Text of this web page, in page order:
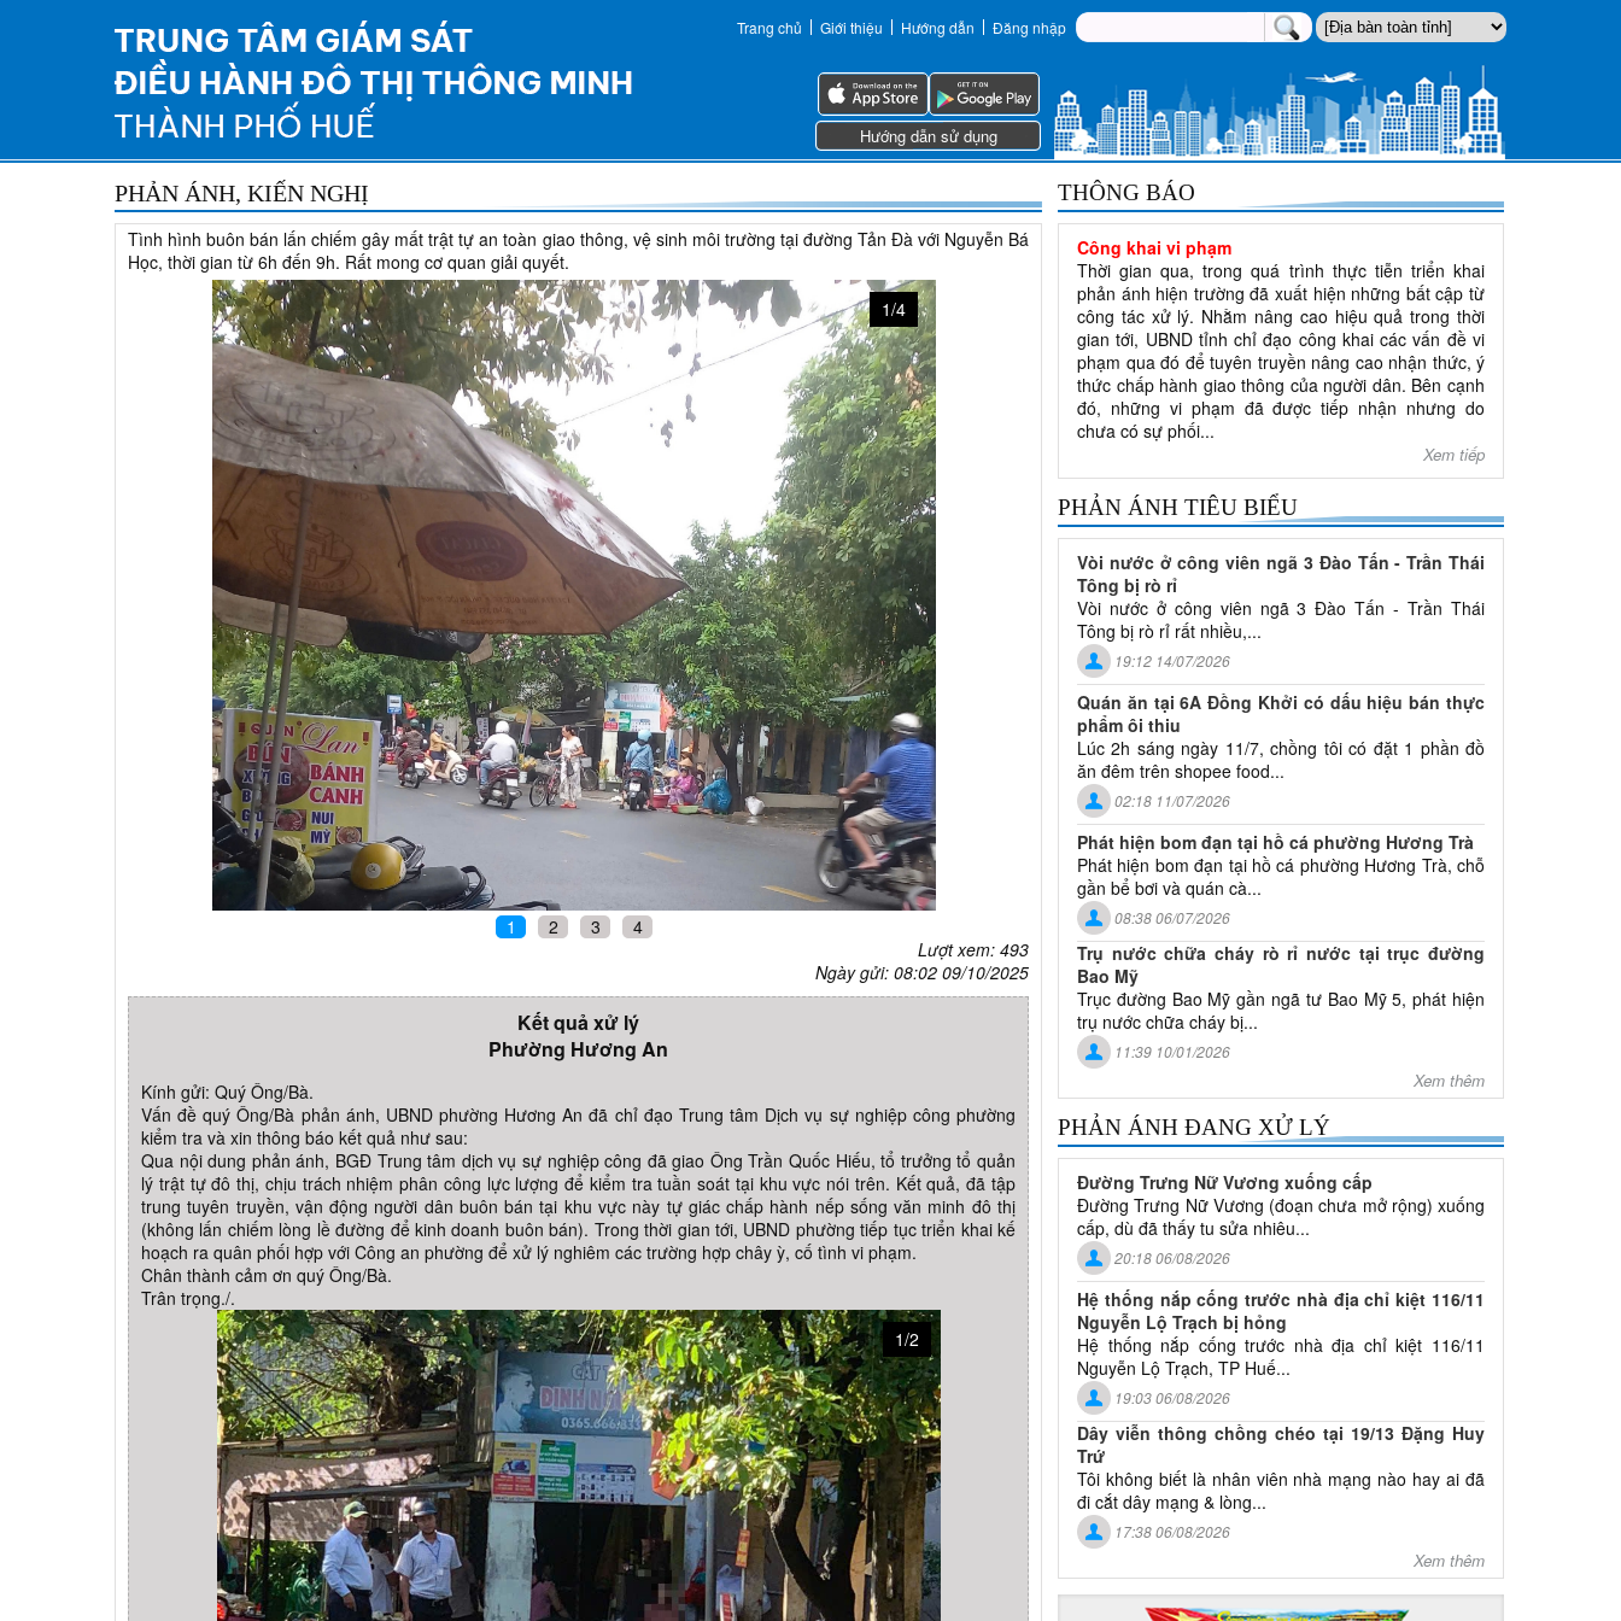
Trang chủ Giới thiệu Hướng dẫn Đăng nhập
Hướng dẫn sử dụng
PHẢN ÁNH, KIẾN NGHỊ
Tình hình buôn bán lấn chiếm gây mất trật tự an toàn giao thông, vệ sinh môi trường tại đường Tản Đà với Nguyễn Bá
Học, thời gian từ 6h đến 9h. Rất mong cơ quan giải quyết.
1/4
1 2 3
4
Lượt xem: 493
Ngày gửi: 08:02 09/10/2025
Kết quả xử lý
Phường Hương An
Kính gửi: Quý Ông/Bà.
Vấn đề quý Ông/Bà phản ánh, UBND phường Hương An đã chỉ đạo Trung tâm Dịch vụ sự nghiệp công phường
kiểm tra và xin thông báo kết quả như sau:
Qua nội dung phản ánh, BGĐ Trung tâm dịch vụ sự nghiệp công đã giao Ông Trần Quốc Hiếu, tổ trưởng tổ quản
lý trật tự đô thị, chịu trách nhiệm phân công lực lượng để kiểm tra tuần soát tại khu vực nói trên. Kết quả, đã tập
trung tuyên truyền, vận động người dân buôn bán tại khu vực này tự giác chấp hành nếp sống văn minh đô thị
(không lấn chiếm lòng lề đường để kinh doanh buôn bán). Trong thời gian tới, UBND phường tiếp tục triển khai kế
hoạch ra quân phối hợp với Công an phường để xử lý nghiêm các trường hợp chây ỳ, cố tình vi phạm.
Chân thành cảm ơn quý Ông/Bà.
Trân trọng./.
1/2
THÔNG BÁO
Công khai vi phạm
Thời gian qua, trong quá trình thực tiễn triển khai
phản ánh hiện trường đã xuất hiện những bất cập từ
công tác xử lý. Nhằm nâng cao hiệu quả trong thời
gian tới, UBND tỉnh chỉ đạo công khai các vấn đề vi
phạm qua đó để tuyên truyền nâng cao nhận thức, ý
thức chấp hành giao thông của người dân. Bên cạnh
đó, những vi phạm đã được tiếp nhận nhưng do
chưa có sự phối...
Xem tiếp
PHẢN ÁNH TIÊU BIỂU
Vòi nước ở công viên ngã 3 Đào Tấn - Trần Thái
Tông bị rò rỉ
Vòi nước ở công viên ngã 3 Đào Tấn - Trần Thái
Tông bị rò rỉ rất nhiều,...
19:12 14/07/2026
Quán ăn tại 6A Đồng Khởi có dấu hiệu bán thực
phẩm ôi thiu
Lúc 2h sáng ngày 11/7, chồng tôi có đặt 1 phần đồ
ăn đêm trên shopee food...
02:18 11/07/2026
Phát hiện bom đạn tại hồ cá phường Hương Trà
Phát hiện bom đạn tại hồ cá phường Hương Trà, chỗ
gần bể bơi và quán cà...
08:38 06/07/2026
Trụ nước chữa cháy rò rỉ nước tại trục đường
Bao Mỹ
Trục đường Bao Mỹ gần ngã tư Bao Mỹ 5, phát hiện
trụ nước chữa cháy bị...
11:39 10/01/2026
Xem thêm
PHẢN ÁNH ĐANG XỬ LÝ
Đường Trưng Nữ Vương xuống cấp
Đường Trưng Nữ Vương (đoạn chưa mở rộng) xuống
cấp, dù đã thấy tu sửa nhiêu...
20:18 06/08/2026
Hệ thống nắp cống trước nhà địa chỉ kiệt 116/11
Nguyễn Lộ Trạch bị hỏng
Hệ thống nắp cống trước nhà địa chỉ kiệt 116/11
Nguyễn Lộ Trạch, TP Huế...
19:03 06/08/2026
Dây viễn thông chồng chéo tại 19/13 Đặng Huy
Trứ
Tôi không biết là nhân viên nhà mạng nào hay ai đã
đi cắt dây mạng & lòng...
17:38 06/08/2026
Xem thêm